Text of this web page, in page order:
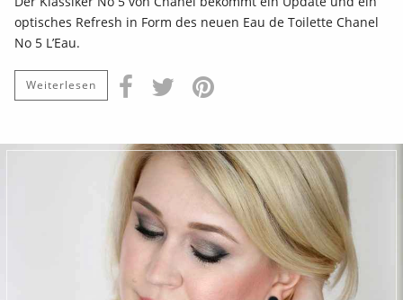
optisches Refresh in Form des neuen Eau de Toilette Chanel
No 5 L’Eau.
Weiterlesen